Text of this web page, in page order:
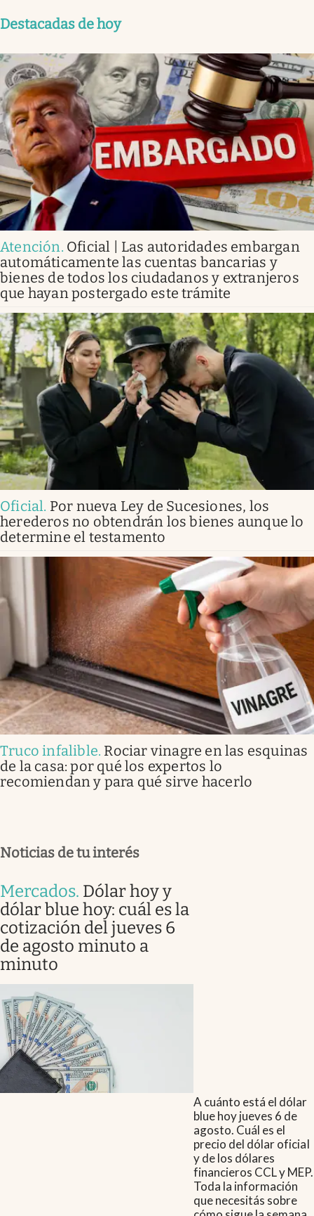
Destacadas de hoy
Atención. Oficial | Las autoridades embargan
automáticamente las cuentas bancarias y
bienes de todos los ciudadanos y extranjeros
que hayan postergado este trámite
Oficial. Por nueva Ley de Sucesiones, los
herederos no obtendrán los bienes aunque lo
determine el testamento
Truco infalible. Rociar vinagre en las esquinas
de la casa: por qué los expertos lo
recomiendan y para qué sirve hacerlo
Noticias de tu interés
Mercados. Dólar hoy y
dólar blue hoy: cuál es la
cotización del jueves 6
de agosto minuto a
minuto
A cuánto está el dólar
blue hoy jueves 6 de
agosto. Cuál es el
precio del dólar oficial
y de los dólares
financieros CCL y MEP.
Toda la información
que necesitás sobre